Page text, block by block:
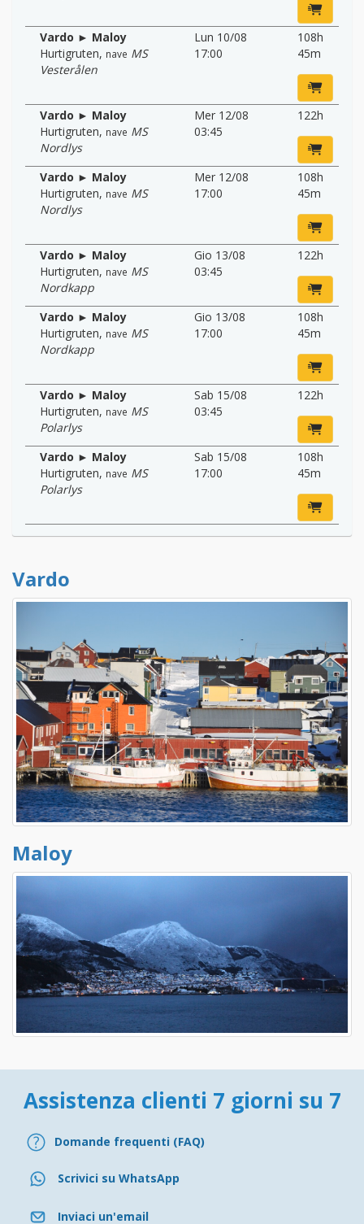
Vardo ► Maloy
Hurtigruten, nave MS
Vesterålen
Lun 10/08
17:00
108h
45m
Vardo ► Maloy
Hurtigruten, nave MS
Nordlys
Mer 12/08
03:45
122h
Vardo ► Maloy
Hurtigruten, nave MS
Nordlys
Mer 12/08
17:00
108h
45m
Vardo ► Maloy
Hurtigruten, nave MS
Nordkapp
Gio 13/08
03:45
122h
Vardo ► Maloy
Hurtigruten, nave MS
Nordkapp
Gio 13/08
17:00
108h
45m
Vardo ► Maloy
Hurtigruten, nave MS
Polarlys
Sab 15/08
03:45
122h
Vardo ► Maloy
Hurtigruten, nave MS
Polarlys
Sab 15/08
17:00
108h
45m
Vardo
Maloy
Assistenza clienti 7 giorni su 7
Domande frequenti (FAQ)
Scrivici su WhatsApp
Inviaci un'email